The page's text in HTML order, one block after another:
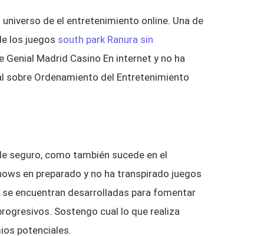
de el entretenimiento online. Una de
los juegos south park Ranura sin
Madrid Casino En internet y no ha
sobre Ordenamiento del Entretenimiento
seguro, como también sucede en el
en preparado y no ha transpirado juegos
encuentran desarrolladas para fomentar
Sostengo cual lo que realiza
potenciales.